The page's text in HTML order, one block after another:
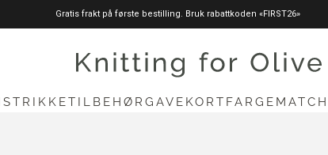
Gratis frakt på første bestilling. Bruk rabattkoden «FIRST26»
knittingforolive.com
STRIKKETILBEHØR GAVEKORT FARGEMATCH